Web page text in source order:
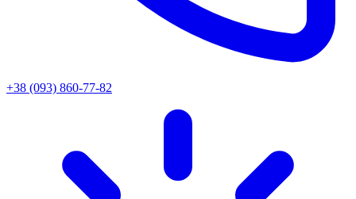
+38 (093) 860-77-82